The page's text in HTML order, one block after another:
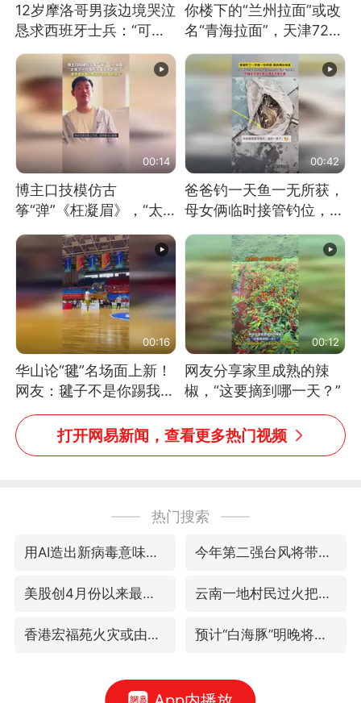
12岁摩洛哥男孩边境哭泣
恳求西班牙士兵：“可不
可以不要把我遣返回国”
你楼下的“兰州拉面”或改
名“青海拉面”，天津72家
面馆已集体更换招牌
00:14
博主口技模仿古
筝“弹”《枉凝眉》，“太
像了～你是吃古筝长大的
吗？”“或将成为首位考级
不带古筝的选手。”（来
源：新华每日电讯）
00:42
爸爸钓一天鱼一无所获，
母女俩临时接管钓位，用
玩具鱼竿钓上大鱼
00:16
华山论“毽”名场面上新！
网友：毽子不是你踢我
捡，我踢你捡吗
00:12
网友分享家里成熟的辣
椒，“这要摘到哪一天？”
打开网易新闻，查看更多热门视频
热门搜索
用AI造出新病毒意味着什么 今年第二强台风将带来多大影响
美股创4月份以来最大单周涨幅 云南一地村民过火把节意外灼伤16人
香港宏福苑火灾或由烟头引起 预计“白海豚”明晚将在浙江舟山到福建福鼎一带沿海登陆